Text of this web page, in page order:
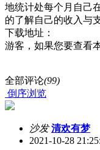
地统计处每个月自己
的了解自己的收入与
下载地址：
游客，如果您要查看
全部评论(99)
倒序浏览
沙发 清欢有梦
2021-10-28